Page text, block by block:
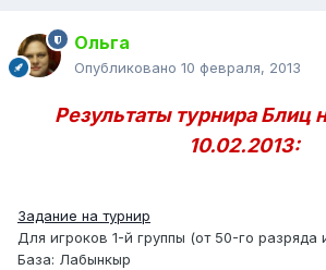
Ольга
Опубликовано 10 февраля, 2013
Результаты турнира Блиц
10.02.2013:
Задание на турнир
Для игроков 1-й группы (от 50-го разряда
База: Лабынкыр